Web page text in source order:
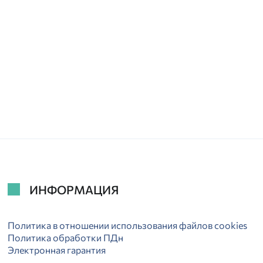
ИНФОРМАЦИЯ
Политика в отношении использования файлов cookies
Политика обработки ПДн
Электронная гарантия